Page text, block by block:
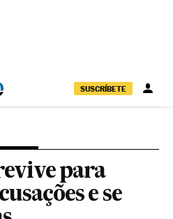
SUSCRÍBETE
para
e se